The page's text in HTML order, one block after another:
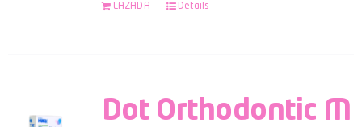
LAZADA Details
Dot Orthodontic M